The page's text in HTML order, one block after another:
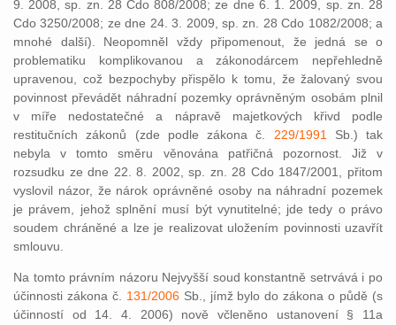
9. 2008, sp. zn. 28 Cdo 808/2008; ze dne 6. 1. 2009, sp. zn. 28
Cdo 3250/2008; ze dne 24. 3. 2009, sp. zn. 28 Cdo 1082/2008; a
mnohé další). Neopomněl vždy připomenout, že jedná se o
problematiku komplikovanou a zákonodárcem nepřehledně
upravenou, což bezpochyby přispělo k tomu, že žalovaný svou
povinnost převádět náhradní pozemky oprávněným osobám plnil
v míře nedostatečné a nápravě majetkových křivd podle
restitučních zákonů (zde podle zákona č. 229/1991
Sb.) tak
nebyla v tomto směru věnována patřičná pozornost. Již v
rozsudku ze dne 22. 8. 2002, sp. zn. 28 Cdo 1847/2001, přitom
vyslovil názor, že nárok oprávněné osoby na náhradní pozemek
je právem, jehož splnění musí být vynutitelné; jde tedy o právo
soudem chráněné a lze je realizovat uložením povinnosti uzavřít
smlouvu.
Na tomto právním názoru Nejvyšší soud konstantně setrvává i po
účinnosti zákona č. 131/2006Sb., jímž bylo do zákona o půdě (s
účinností od 14. 4. 2006) nově včleněno ustanovení § 11a